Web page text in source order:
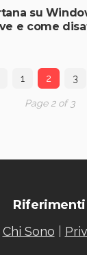
su
e come
1 2 3
Page 2 of 3
Riferimenti
Chi Sono